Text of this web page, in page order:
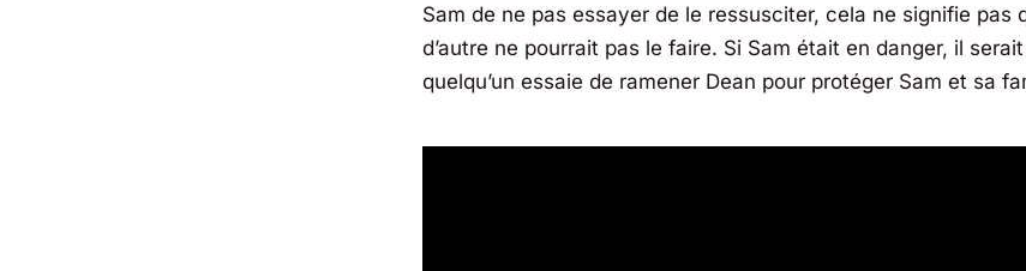
Sam de ne pas essayer de le ressusciter, cela ne signifie pas
d’autre ne pourrait pas le faire. Si Sam était en danger, il
quelqu’un essaie de ramener Dean pour protéger Sam et sa